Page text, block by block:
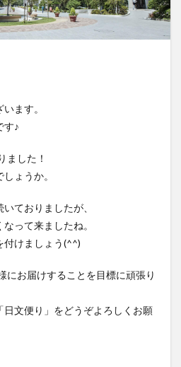
ます。
す♪
ました！
ょうか。
ておりましたが、
って来ましたね。
付けましょう(^^)
にお届けすることを目標に頑張り
文便り」をどうぞよろしくお願